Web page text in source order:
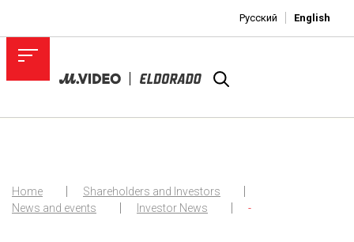
Русский English
Home
Shareholders and Investors
News and events
Investor News -